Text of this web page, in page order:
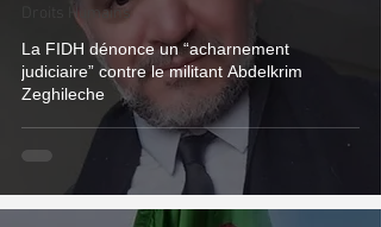
La FIDH dénonce un “acharnement
judiciaire” contre le militant Abdelkrim
Zeghileche
Droits Humains